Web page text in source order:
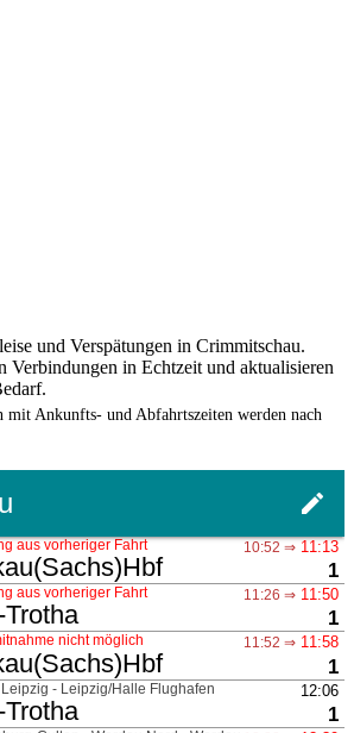
und Verspätungen in Crimmitschau.
Verbindungen in Echtzeit und aktualisieren
mit Ankunfts- und Abfahrtszeiten werden nach